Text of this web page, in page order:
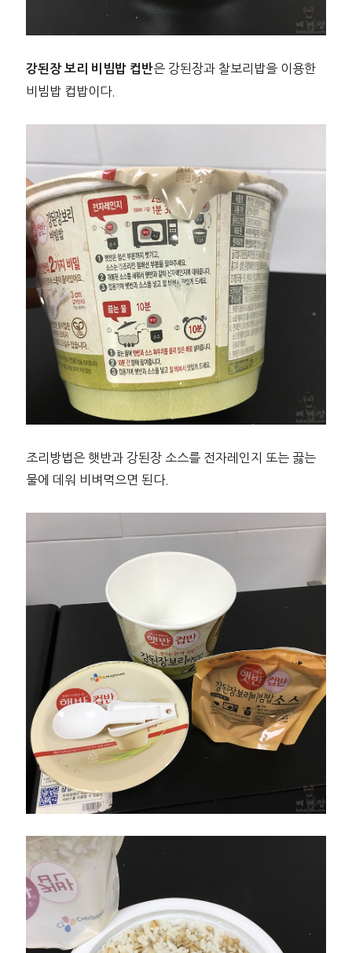
강된장 보리 비빔밥 컵반은 강된장과 찰보리밥을 이용한
비빔밥 컵밥이다.
조리방법은 햇반과 강된장 소스를 전자레인지 또는 끓는
물에 데워 비벼먹으면 된다.